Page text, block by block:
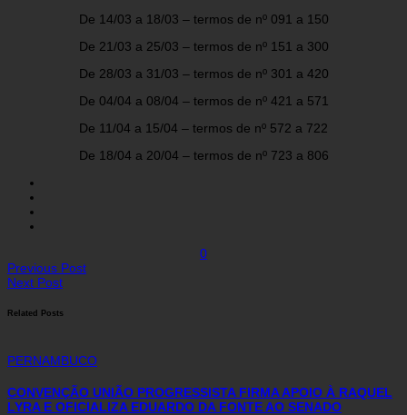
De 14/03 a 18/03 – termos de nº 091 a 150
De 21/03 a 25/03 – termos de nº 151 a 300
De 28/03 a 31/03 – termos de nº 301 a 420
De 04/04 a 08/04 – termos de nº 421 a 571
De 11/04 a 15/04 – termos de nº 572 a 722
De 18/04 a 20/04 – termos de nº 723 a 806
0
Previous Post
Next Post
Related Posts
PERNAMBUCO
CONVENÇÃO UNIÃO PROGRESSISTA FIRMA APOIO À RAQUEL
LYRA E OFICIALIZA EDUARDO DA FONTE AO SENADO